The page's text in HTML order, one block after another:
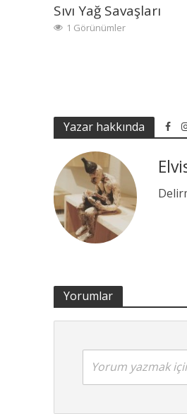
Sıvı Yağ Savaşları
1 Görünümler
Yazar hakkında
Yorumlar
Yorum yazmak